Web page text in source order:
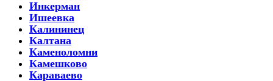
Инкерман
Ишеевка
Калининец
Калтана
Каменоломни
Камешково
Караваево